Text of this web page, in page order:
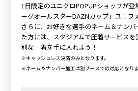
1日限定のユニクロPOPUPショップが登
ーグオールスターDAZNカップ」ユニフ
さらに、お好きな選手のネーム＆ナン
た方には、スタジアムで圧着サービス
別な一着を手に入れよう！
※キャッシュレス決済のみとなります。
※ネーム＆ナンバー加工は別ブースでの対応となり